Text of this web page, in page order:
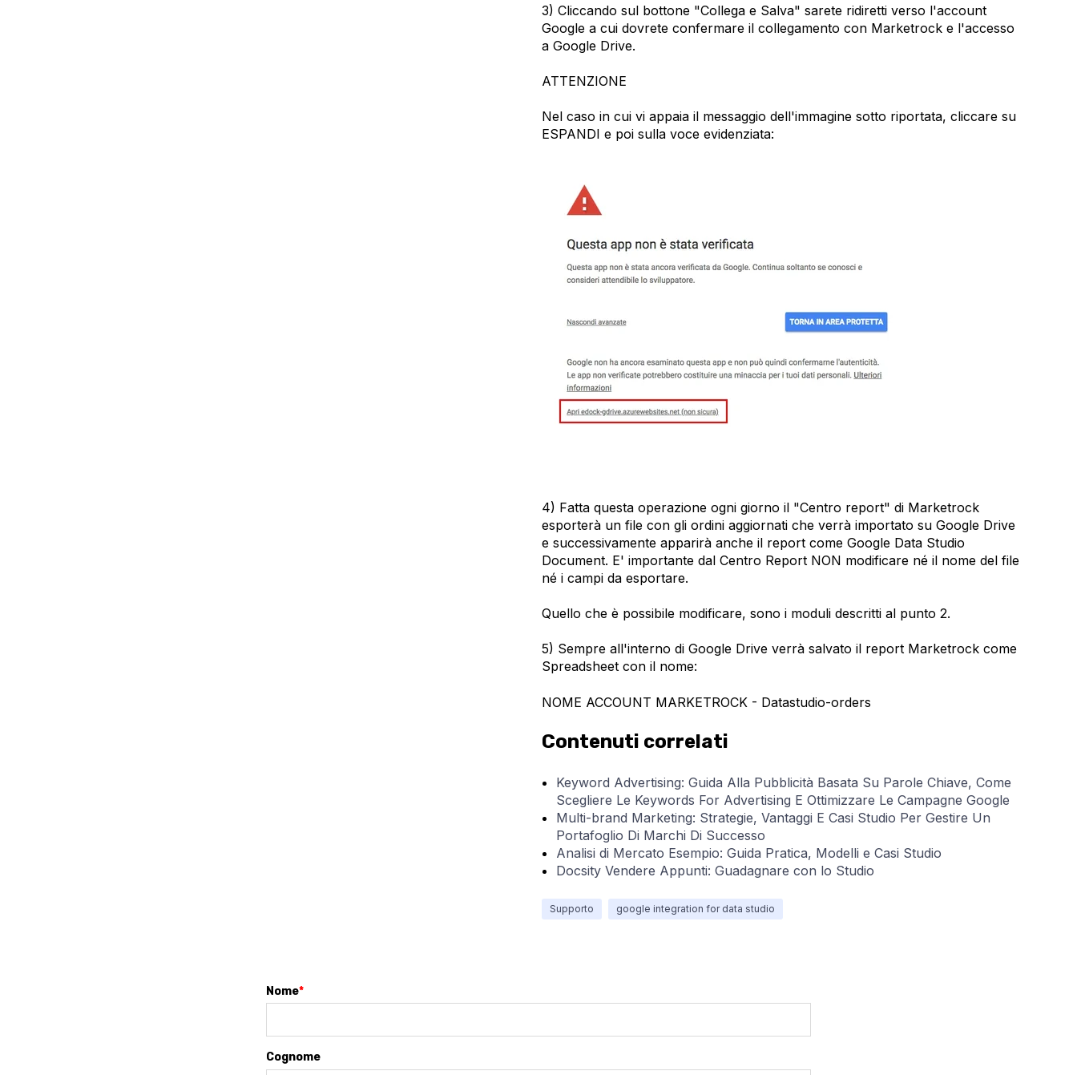
3) Cliccando sul bottone "Collega e Salva" sarete ridiretti verso l'account
Google a cui dovrete confermare il collegamento con Marketrock e l'accesso
a Google Drive.
ATTENZIONE
Nel caso in cui vi appaia il messaggio dell'immagine sotto riportata, cliccare su
ESPANDI e poi sulla voce evidenziata:
4) Fatta questa operazione ogni giorno il "Centro report" di Marketrock
esporterà un file con gli ordini aggiornati che verrà importato su Google Drive
e successivamente apparirà anche il report come Google Data Studio
Document. E' importante dal Centro Report NON modificare né il nome del file
né i campi da esportare.
Quello che è possibile modificare, sono i moduli descritti al punto 2.
5) Sempre all'interno di Google Drive verrà salvato il report Marketrock come
Spreadsheet con il nome:
NOME ACCOUNT MARKETROCK - Datastudio-orders
Contenuti correlati
Keyword Advertising: Guida Alla Pubblicità Basata Su Parole Chiave, Come
Scegliere Le Keywords For Advertising E Ottimizzare Le Campagne Google
Multi-brand Marketing: Strategie, Vantaggi E Casi Studio Per Gestire Un
Portafoglio Di Marchi Di Successo
Analisi di Mercato Esempio: Guida Pratica, Modelli e Casi Studio
Docsity Vendere Appunti: Guadagnare con lo Studio
Supporto google integration for data studio
Nome*
Cognome